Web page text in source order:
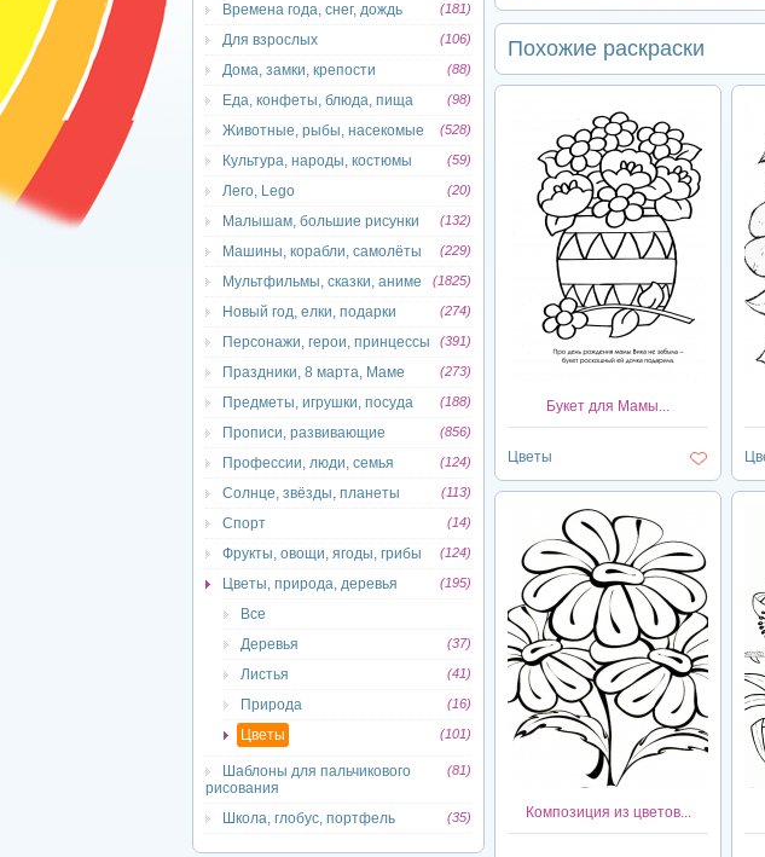
Времена года, снег, дождь (181)
Для взрослых (106)
Дома, замки, крепости (88)
Еда, конфеты, блюда, пища (98)
Животные, рыбы, насекомые (528)
Культура, народы, костюмы (59)
Лего, Lego (20)
Малышам, большие рисунки (132)
Машины, корабли, самолёты (229)
Мультфильмы, сказки, аниме (1825)
Новый год, елки, подарки (274)
Персонажи, герои, принцессы (391)
Праздники, 8 марта, Маме (273)
Предметы, игрушки, посуда (188)
Прописи, развивающие (856)
Профессии, люди, семья (124)
Солнце, звёзды, планеты (113)
Спорт (14)
Фрукты, овощи, ягоды, грибы (124)
Цветы, природа, деревья (195)
Все
Деревья
(37)
Листья (41)
Природа (16)
Цветы (101)
Шаблоны для пальчикового
рисования
(81)
Школа, глобус, портфель (35)
Похожие раскраски
Букет для Мамы...
Цветы
Композиция из цветов...